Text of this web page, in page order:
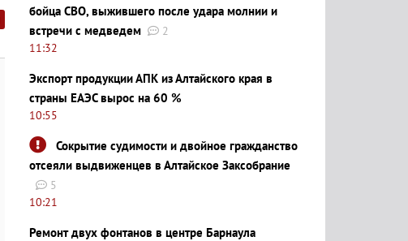
бойца СВО, выжившего после удара молнии и
встречи с медведем
2
11:32
Экспорт продукции АПК из Алтайского края в
страны ЕАЭС вырос на 60 %
10:55
Сокрытие судимости и двойное гражданство
отсеяли выдвиженцев в Алтайское Заксобрание
5
10:21
Ремонт двух фонтанов в центре Барнаула